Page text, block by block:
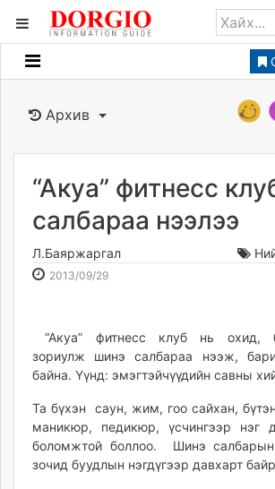
Мэдээллийн
Банк санхүү
Бизнес ААН
Төрийн
Нийслэлийн
dorgio.mn
Gogo.mn
zindaa.mn
Baabar.mn
ikon.mn
mnb.mn
Livetv.mn
Архив
“Акуа” фитнесс
салбараа нээлээ
Л.Баяржаргал
2013/09/292013-
19:40:41
2026-
00:03:00
“Акуа” фитнесс клуб нь охид,
зориулж шинэ салбараа нээж,
байна. Үүнд: эмэгтэйчүүдийн савны
Та бүхэн саун, жим, гоо сайхан,
маникюр, педикюр, үсчингээр нэг
боломжтой боллоо. Шинэ салбарын
зочид буудлын нэгдүгээр давхарт